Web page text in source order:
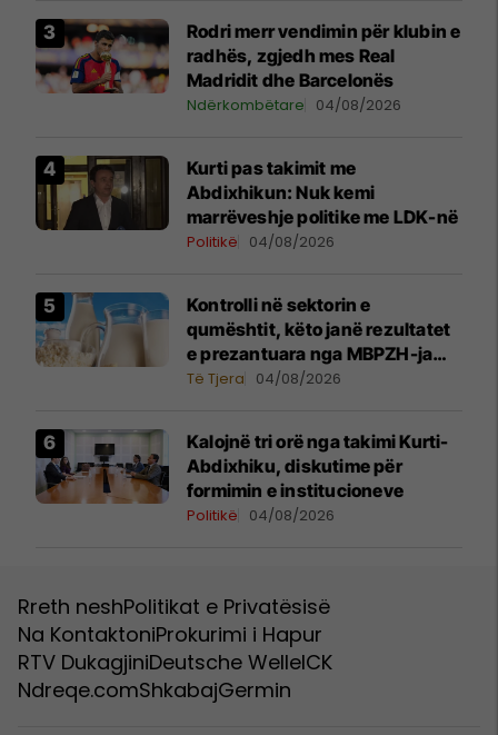
Rodri merr vendimin për klubin e
radhës, zgjedh mes Real
Madridit dhe Barcelonës
Ndërkombëtare 04/08/2026
Kurti pas takimit me
Abdixhikun: Nuk kemi
marrëveshje politike me LDK-në
Politikë 04/08/2026
Kontrolli në sektorin e
qumështit, këto janë rezultatet
e prezantuara nga MBPZH-ja
dhe AUV
Të Tjera 04/08/2026
Kalojnë tri orë nga takimi Kurti-
Abdixhiku, diskutime për
formimin e institucioneve
Politikë 04/08/2026
Rreth neshPolitikat e Privatësisë
Na KontaktoniProkurimi i Hapur
RTV DukagjiniDeutsche WelleICK
Ndreqe.comShkabajGermin